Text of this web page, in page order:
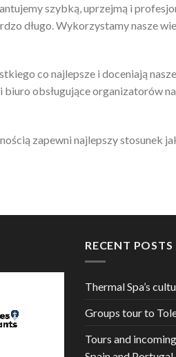
szybką, uprzejmą i
długo. Wykorzystamy nasze
co najlepsze i doceniają
obsługujące organizatorów
zapewni najlepszy stosunek
RECENT POSTS
Thermal Spa’s
Groups tour to
Tours and